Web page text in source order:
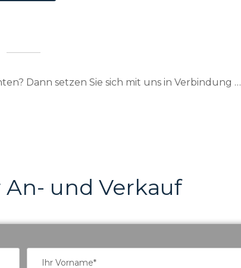
Dann setzen Sie sich mit uns in Verbindung …
und Verkauf